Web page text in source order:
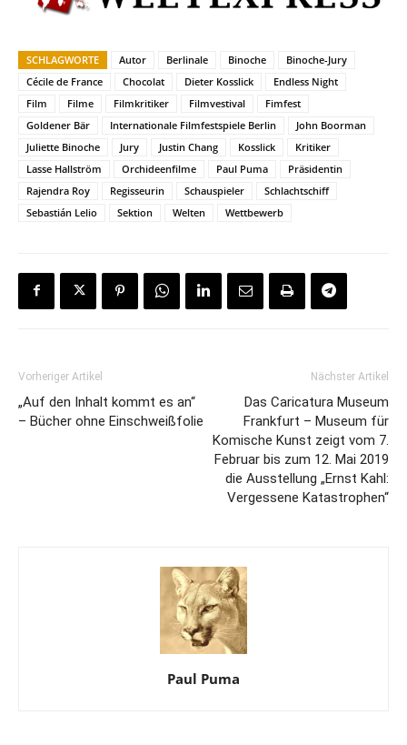
SCHLAGWORTE Autor Berlinale Binoche
Binoche-Jury
Cécile de France
Chocolat Dieter Kosslick
Endless Night
Film
Filme Filmkritiker Filmvestival
Fimfest
Goldener Bär
Internationale Filmfestspiele Berlin
John Boorman
Juliette Binoche
Jury Justin Chang Kosslick
Kritiker
Lasse Hallström
Orchideenfilme Paul Puma
Präsidentin
Rajendra Roy
Regisseurin Schauspieler
Schlachtschiff
Sebastián Lelio
Sektion Welten Wettbewerb
Vorheriger Artikel
„Auf den Inhalt kommt es an“
– Bücher ohne Einschweißfolie
Nächster Artikel
Das Caricatura Museum
Frankfurt – Museum für
Komische Kunst zeigt vom 7.
Februar bis zum 12. Mai 2019
die Ausstellung „Ernst Kahl:
Vergessene Katastrophen“
Paul Puma